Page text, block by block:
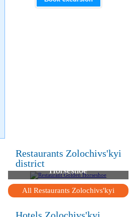
Restaurants Zolochivs'kyi
districtRestaurant Golden
Horseshoe
All Restaurants Zolochivs'kyi